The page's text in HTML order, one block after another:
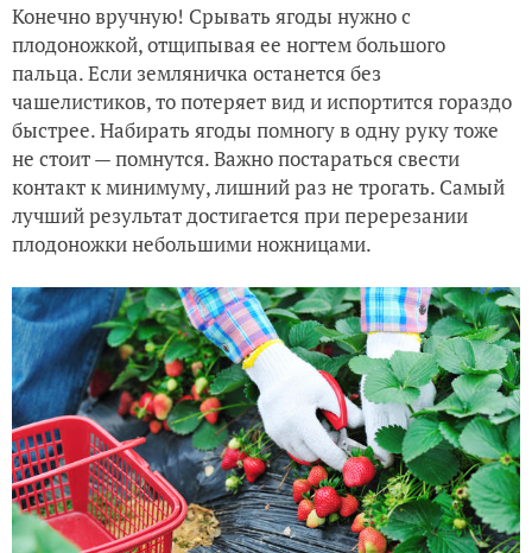
Конечно вручную! Срывать ягоды нужно с
плодоножкой, отщипывая ее ногтем большого
пальца. Если земляничка останется без
чашелистиков, то потеряет вид и испортится гораздо
быстрее. Набирать ягоды помногу в одну руку тоже
не стоит — помнутся. Важно постараться свести
контакт к минимуму, лишний раз не трогать. Самый
лучший результат достигается при перерезании
плодоножки небольшими ножницами.